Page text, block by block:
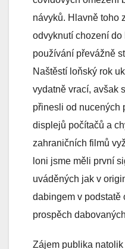
návyků. Hlavně toho
odvyknutí chození
používání převážně
Naštěstí loňský rok
vydatně vrací, avšak
přinesli od nucených
displejů počítačů a
zahraničních filmů
loni jsme měli první
uváděných jak v
dabingem v podstatě
prospěch
Zájem publika